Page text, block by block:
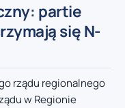
partie
się N-
rządu regionalnego
w Regionie